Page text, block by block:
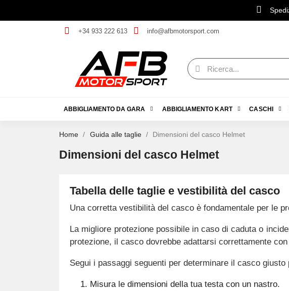
+34 933 222 613 info@afbmotorsport.com
ABBIGLIAMENTO DA GARA ABBIGLIAMENTO KART CASCHI
Home Guida alle taglie Dimensioni del casco Helmet
Dimensioni del casco Helmet
Tabella delle taglie e vestibilità del casco
Una corretta vestibilità del casco è fondamentale per le
La migliore protezione possibile in caso di caduta o
protezione, il casco dovrebbe adattarsi correttamente
Segui i passaggi seguenti per determinare il casco giusto
Misura le dimensioni della tua testa con un nastro.